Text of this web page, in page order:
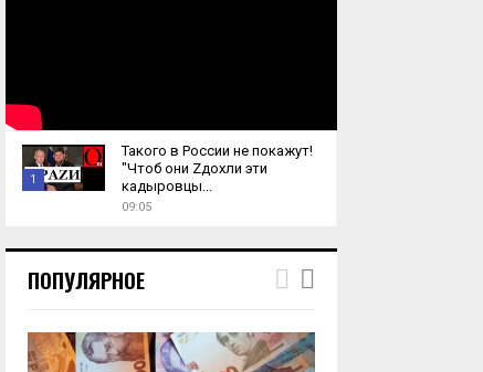
1
u
m
a
Такого в России не покажут!
"Чтоб они Zдохли эти
кадыровцы...
09:05
ПОПУЛЯРНОЕ